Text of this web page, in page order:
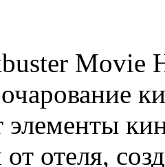
Movie
элементы
отеля,